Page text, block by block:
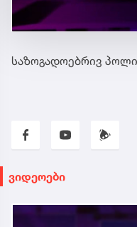
საზოგადოებრივ
ვიდეოები